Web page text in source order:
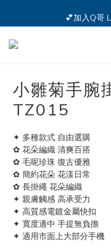
🔥iPhone 17
💕加入Q哥
🔥iPhone 17
小雛菊手腕
TZ015
✦ 多種款式 自由選購
✿ 花朵編織 清爽百搭
✿ 毛呢珍珠 復古優雅
✿ 簡約花朵 花漾日常
✿ 長掛繩 花朵編織
✦ 親膚觸感 高承受力
✦ 高質感電鍍金屬快扣
✦ 寬度適中 手提無負擔
✦ 適用市面上大部分手機